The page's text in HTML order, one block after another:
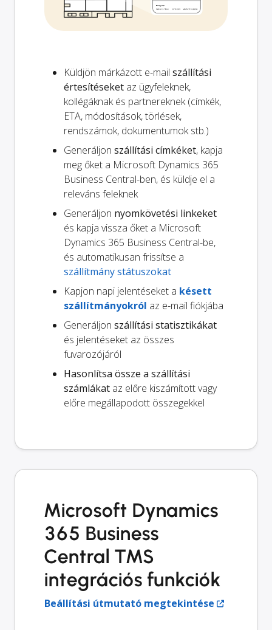
Küldjön márkázott e-mail szállítási
értesítéseket az ügyfeleknek,
kollégáknak és partnereknek (címkék,
ETA, módosítások, törlések,
rendszámok, dokumentumok stb.)
Generáljon szállítási címkéket, kapja
meg őket a Microsoft Dynamics 365
Business Central-ben, és küldje el a
releváns feleknek
Generáljon nyomkövetési linkeket
és kapja vissza őket a Microsoft
Dynamics 365 Business Central-be,
és automatikusan frissítse a
szállítmány státuszokat
Kapjon napi jelentéseket a késett
szállítmányokról az e-mail fiókjába
Generáljon szállítási statisztikákat
és jelentéseket az összes
fuvarozójáról
Hasonlítsa össze a szállítási
számlákat az előre kiszámított vagy
előre megállapodott összegekkel
Microsoft Dynamics
365 Business
Central TMS
integrációs funkciók
Beállítási útmutató megtekintése